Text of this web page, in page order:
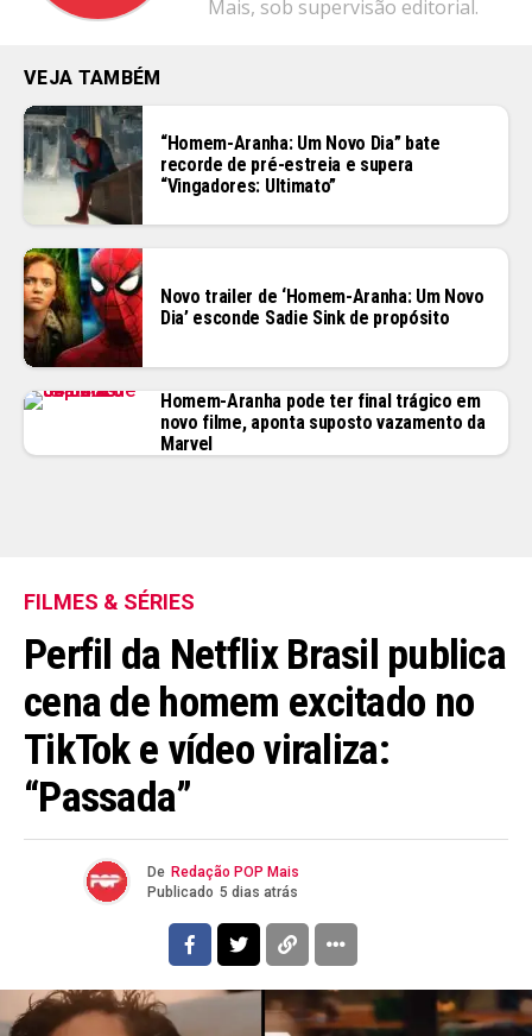
Mais, sob supervisão editorial.
VEJA TAMBÉM
“Homem-Aranha: Um Novo Dia” bate
recorde de pré-estreia e supera
“Vingadores: Ultimato”
Novo trailer de ‘Homem-Aranha: Um Novo
Dia’ esconde Sadie Sink de propósito
Homem-Aranha pode ter final trágico em
novo filme, aponta suposto vazamento da
Marvel
FILMES & SÉRIES
Perfil da Netflix Brasil publica
cena de homem excitado no
TikTok e vídeo viraliza:
“Passada”
De Redação POP Mais
Publicado 5 dias atrás